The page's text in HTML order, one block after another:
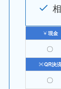
現金
〇
QR決済
〇